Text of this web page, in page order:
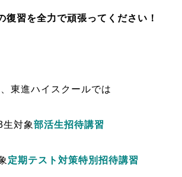
復習を全力で頑張ってください！
東進ハイスクールでは
生対象部活生招待講習
定期テスト対策特別招待講習